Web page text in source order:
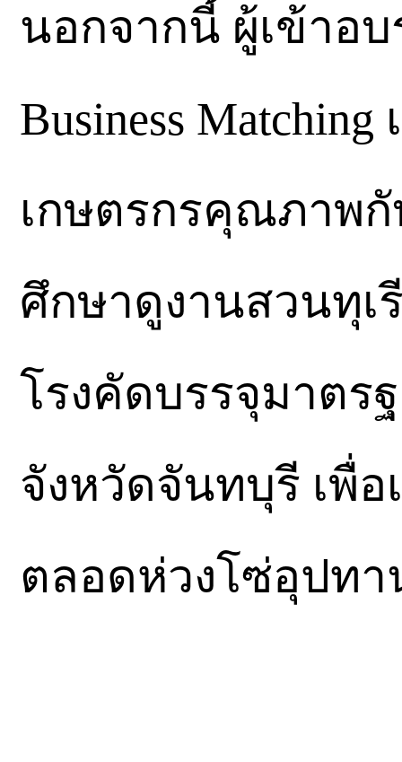
นอกจากนี้ ผู้เข้าอ
Business
เกษตรกรคุณภาพ
ศึกษาดูงานสวนทุ
โรงคัดบรรจุมาตร
จังหวัดจันทบุรี เพื่อ
ตลอดห่วงโซ่อุปท